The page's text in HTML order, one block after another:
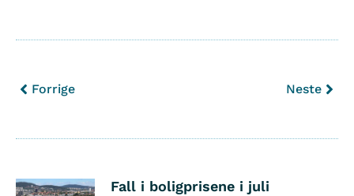
Forrige Neste
Fall i boligprisene i juli